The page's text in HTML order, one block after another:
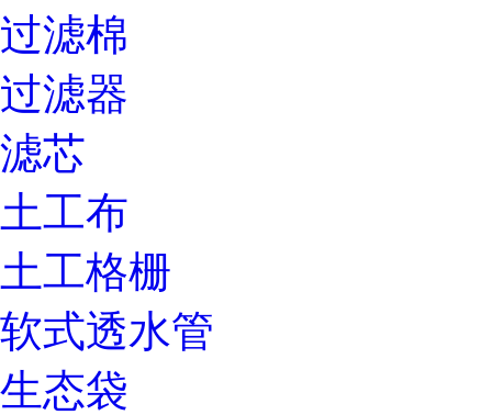
过滤棉
过滤器
滤芯
土工布
土工格栅
软式透水管
生态袋